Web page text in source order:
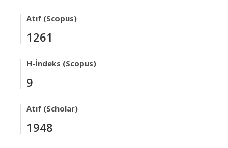
Atıf (Scopus)
1261
H-İndeks (Scopus)
9
Atıf (Scholar)
1948